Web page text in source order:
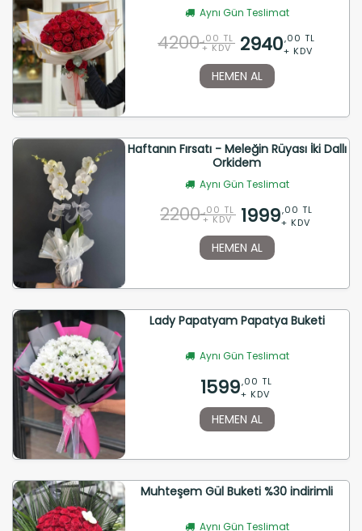
Aynı Gün Teslimat
4200 ,00 TL
+ KDV 2940,00 TL
+ KDV
HEMEN AL
Haftanın Fırsatı - Meleğin Rüyası İki Dallı
Orkidem
Aynı Gün Teslimat
2200 ,00 TL
+ KDV 1999,00 TL
+ KDV
HEMEN AL
Lady Papatyam Papatya Buketi
Aynı Gün Teslimat
1599,00 TL
+ KDV
HEMEN AL
Muhteşem Gül Buketi %30 indirimli
Aynı Gün Teslimat